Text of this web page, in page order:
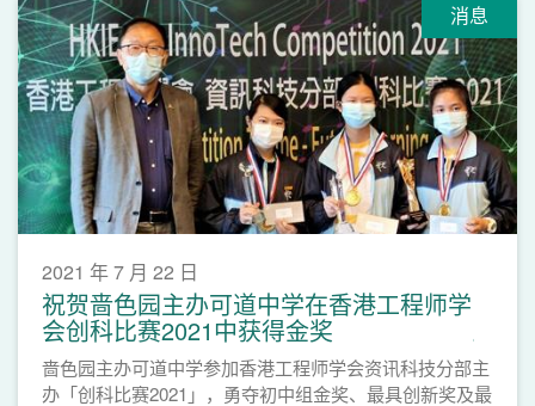
消息
2021 年 7 月 22 日
祝贺啬色园主办可道中学在香港工程师学
会创科比赛2021中获得金奖
啬色园主办可道中学参加香港工程师学会资讯科技分部主
办「创科比赛2021」，勇夺初中组金奖、最具创新奖及最